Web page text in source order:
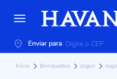
Enviar para
Início Brinquedos Jogos